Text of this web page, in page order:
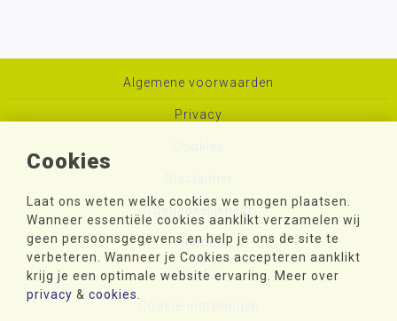
Cookies
Laat ons weten welke cookies we mogen plaatsen.
Wanneer essentiële cookies aanklikt verzamelen wij
geen persoonsgegevens en help je ons de site te
verbeteren. Wanneer je Cookies accepteren aanklikt
krijg je een optimale website ervaring. Meer over
privacy & cookies
Algemene voorwaarden
Privacy
Toegankelijkheid
Sitemap
Colofon